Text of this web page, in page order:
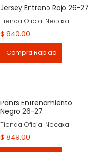
Jersey Entreno Rojo 26-27
Tienda Oficial Necaxa
$ 849.00
Compra Rapida
Pants Entrenamiento
Negro 26-27
Tienda Oficial Necaxa
$ 849.00